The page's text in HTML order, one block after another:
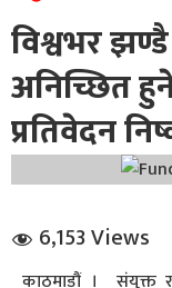
विश्वभर
अनिच्छित
प्रतिवेदन
6,153 Views
काठमाडौं । संयुक्त